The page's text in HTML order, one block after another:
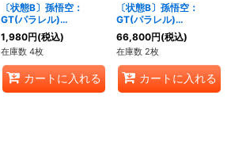
〔状態B〕孫悟空：
GT(パラレル)
【SCR☆】{FB03-140}
1,980円(税込)
在庫数 4枚
カートに入れる
〔状態B〕孫悟空：
GT(パラレル)
【SCR☆☆】{FB03-
140}
66,800円(税込)
在庫数 2枚
カートに入れる